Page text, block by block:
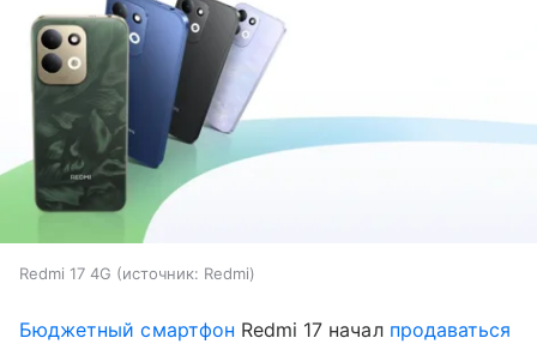
Redmi 17 4G источник: Redmi
Бюджетный смартфон Redmi 17 начал продаваться